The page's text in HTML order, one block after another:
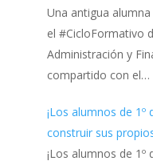
Una antigua
el #CicloFormativo
Administración y
compartido con el…
¡Los alumnos de
construir sus
¡Los alumnos de